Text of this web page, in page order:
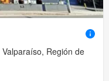
Región de